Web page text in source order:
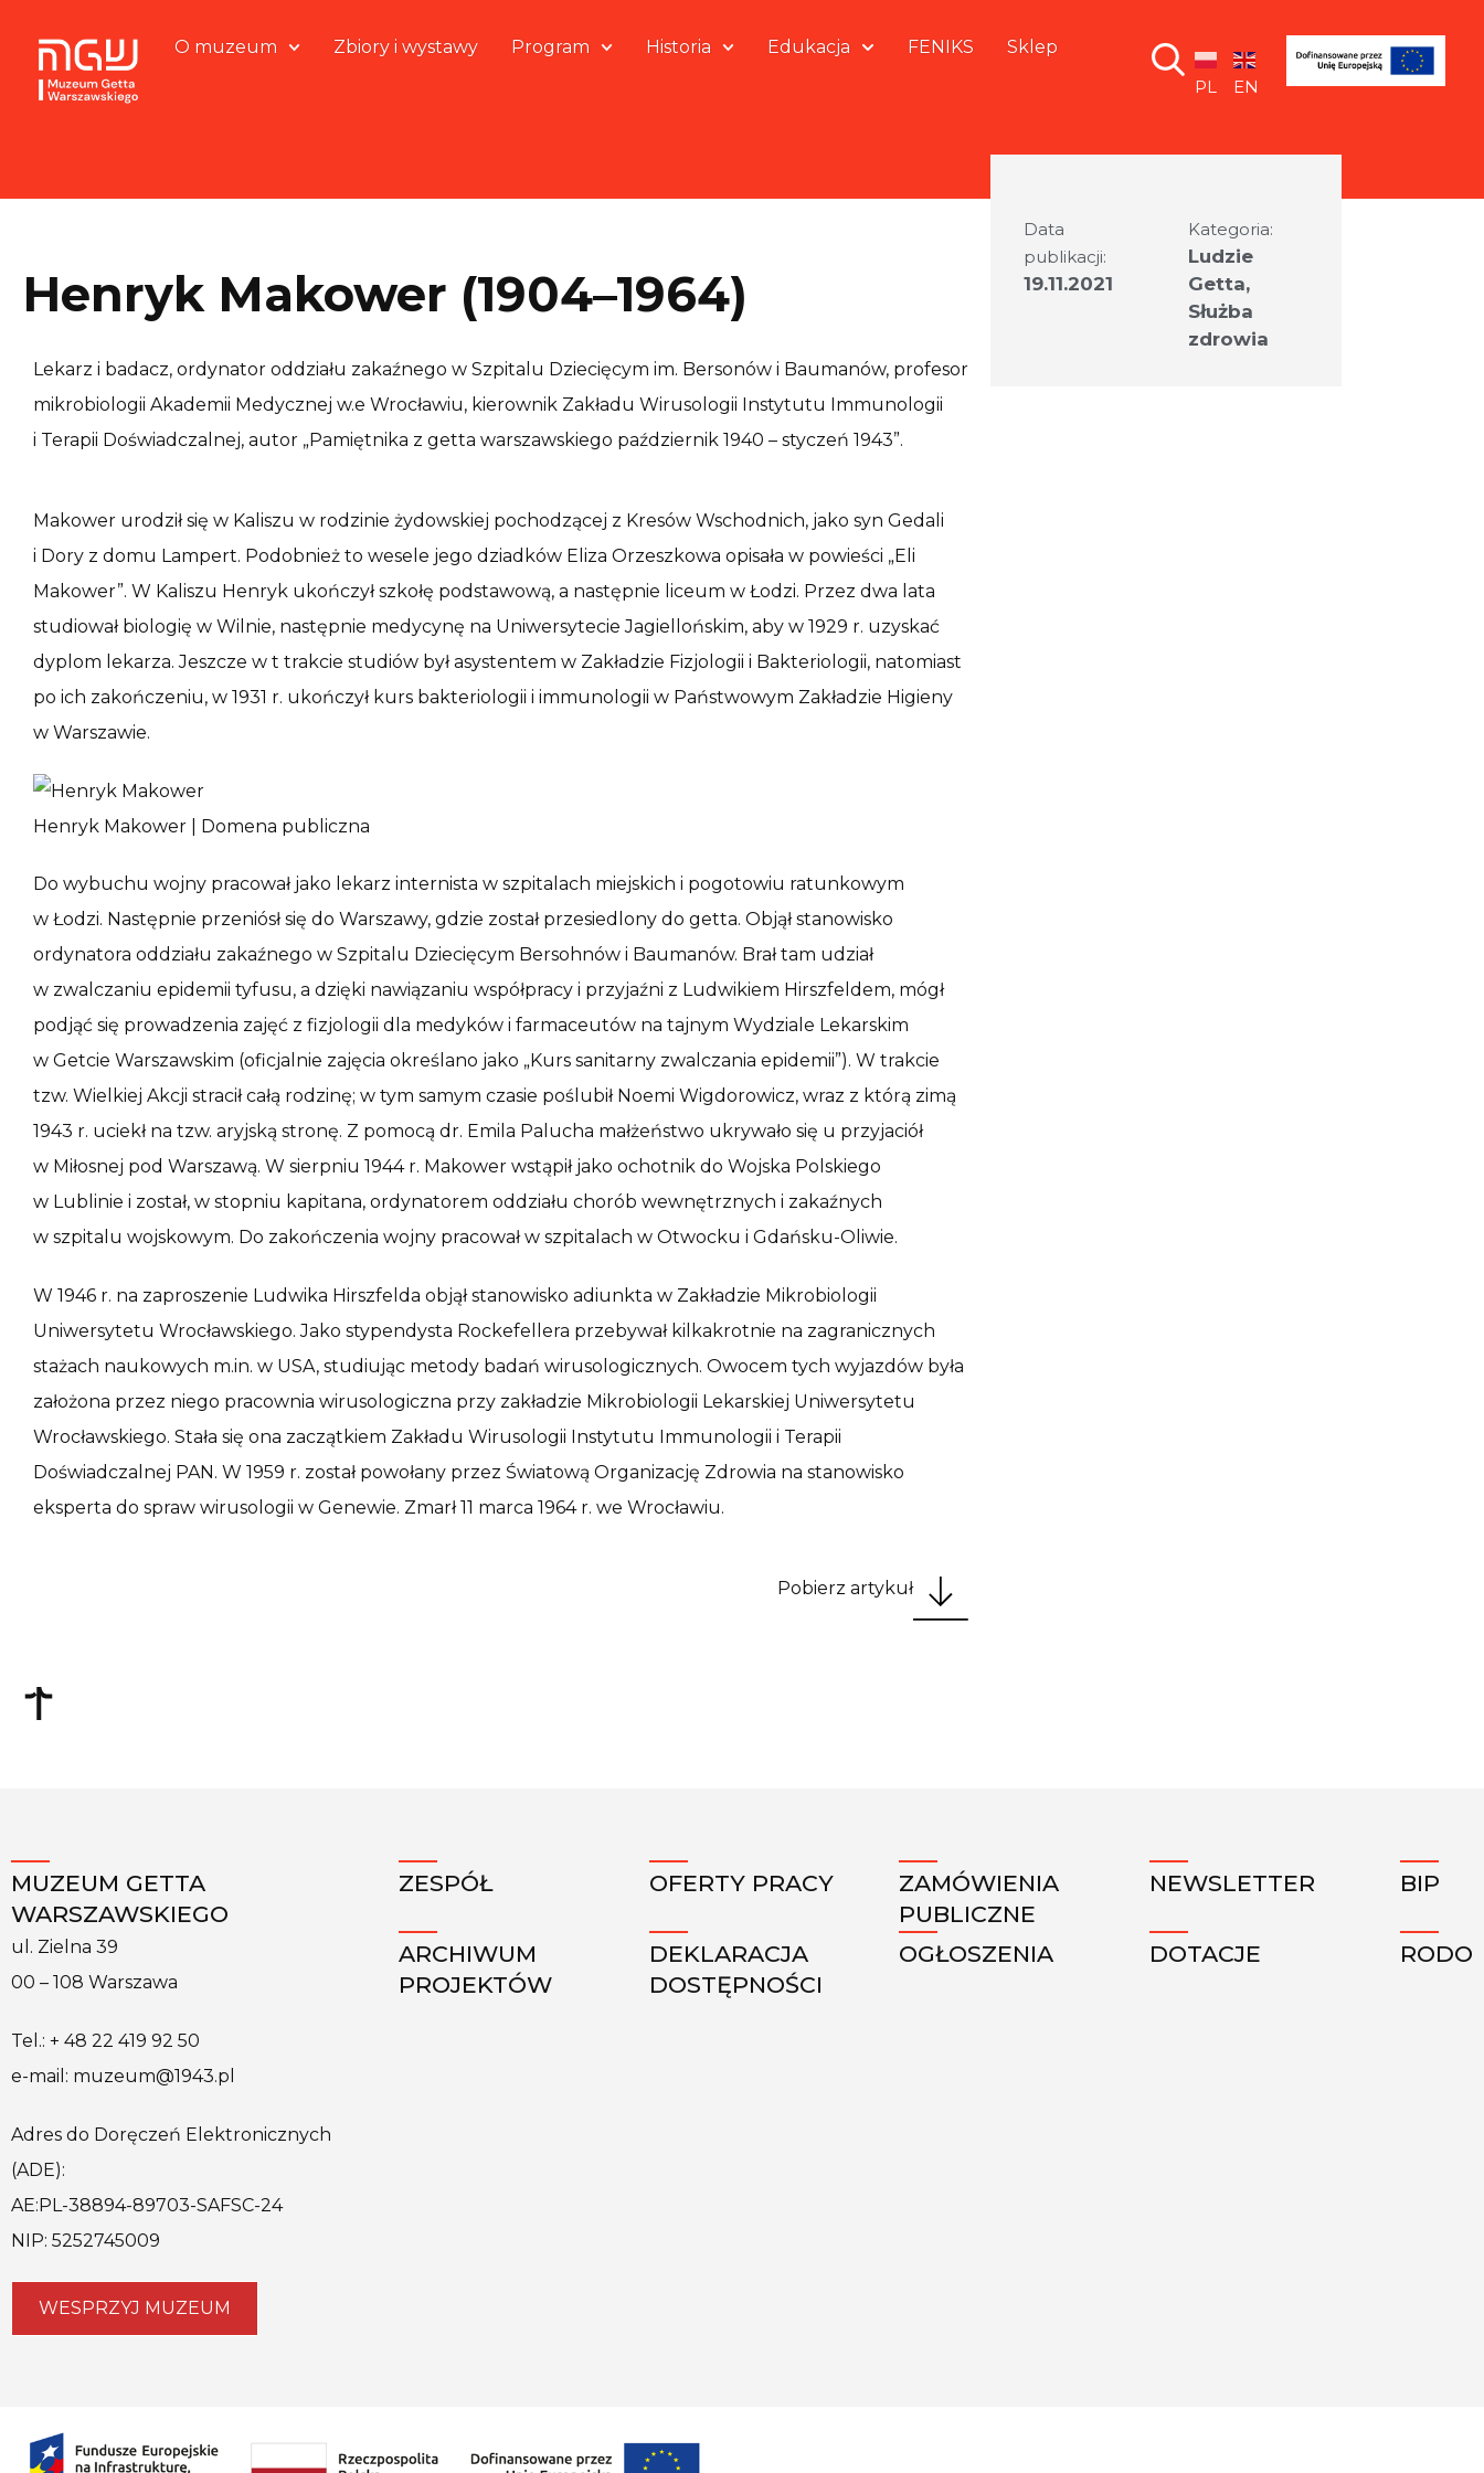
O muzeum Zbiory i wystawy Program Historia Edukacja FENIKS
Sklep
PL
EN
Henryk Makower (1904–1964)
Lekarz i badacz, ordynator oddziału zakaźnego w Szpitalu Dziecięcym im. Bersonów i Baumanów, profesor
mikrobiologii Akademii Medycznej w.e Wrocławiu, kierownik Zakładu Wirusologii Instytutu Immunologii
i Terapii Doświadczalnej, autor „Pamiętnika z getta warszawskiego październik 1940 – styczeń 1943”.
Makower urodził się w Kaliszu w rodzinie żydowskiej pochodzącej z Kresów Wschodnich, jako syn Gedali
i Dory z domu Lampert. Podobnież to wesele jego dziadków Eliza Orzeszkowa opisała w powieści „Eli
Makower”. W Kaliszu Henryk ukończył szkołę podstawową, a następnie liceum w Łodzi. Przez dwa lata
studiował biologię w Wilnie, następnie medycynę na Uniwersytecie Jagiellońskim, aby w 1929 r. uzyskać
dyplom lekarza. Jeszcze w t trakcie studiów był asystentem w Zakładzie Fizjologii i Bakteriologii, natomiast
po ich zakończeniu, w 1931 r. ukończył kurs bakteriologii i immunologii w Państwowym Zakładzie Higieny
w Warszawie.
Henryk Makower | Domena publiczna
Do wybuchu wojny pracował jako lekarz internista w szpitalach miejskich i pogotowiu ratunkowym
w Łodzi. Następnie przeniósł się do Warszawy, gdzie został przesiedlony do getta. Objął stanowisko
ordynatora oddziału zakaźnego w Szpitalu Dziecięcym Bersohnów i Baumanów. Brał tam udział
w zwalczaniu epidemii tyfusu, a dzięki nawiązaniu współpracy i przyjaźni z Ludwikiem Hirszfeldem, mógł
podjąć się prowadzenia zajęć z fizjologii dla medyków i farmaceutów na tajnym Wydziale Lekarskim
w Getcie Warszawskim (oficjalnie zajęcia określano jako „Kurs sanitarny zwalczania epidemii”). W trakcie
tzw. Wielkiej Akcji stracił całą rodzinę; w tym samym czasie poślubił Noemi Wigdorowicz, wraz z którą zimą
1943 r. uciekł na tzw. aryjską stronę. Z pomocą dr. Emila Palucha małżeństwo ukrywało się u przyjaciół
w Miłosnej pod Warszawą. W sierpniu 1944 r. Makower wstąpił jako ochotnik do Wojska Polskiego
w Lublinie i został, w stopniu kapitana, ordynatorem oddziału chorób wewnętrznych i zakaźnych
w szpitalu wojskowym. Do zakończenia wojny pracował w szpitalach w Otwocku i Gdańsku-Oliwie.
W 1946 r. na zaproszenie Ludwika Hirszfelda objął stanowisko adiunkta w Zakładzie Mikrobiologii
Uniwersytetu Wrocławskiego. Jako stypendysta Rockefellera przebywał kilkakrotnie na zagranicznych
stażach naukowych m.in. w USA, studiując metody badań wirusologicznych. Owocem tych wyjazdów była
założona przez niego pracownia wirusologiczna przy zakładzie Mikrobiologii Lekarskiej Uniwersytetu
Wrocławskiego. Stała się ona zaczątkiem Zakładu Wirusologii Instytutu Immunologii i Terapii
Doświadczalnej PAN. W 1959 r. został powołany przez Światową Organizację Zdrowia na stanowisko
eksperta do spraw wirusologii w Genewie. Zmarł 11 marca 1964 r. we Wrocławiu.
Pobierz artykuł
Data
publikacji:
19.11.2021
Kategoria:
Ludzie
Getta,
Służba
zdrowia
MUZEUM GETTA
WARSZAWSKIEGO
ul. Zielna 39
00 – 108 Warszawa
Tel.: + 48 22 419 92 50
e-mail: muzeum@1943.pl
Adres do Doręczeń Elektronicznych
(ADE):
AE:PL-38894-89703-SAFSC-24
NIP: 5252745009
WESPRZYJ MUZEUM
ZESPÓŁ
ARCHIWUM
PROJEKTÓW
OFERTY PRACY
DEKLARACJA
DOSTĘPNOŚCI
ZAMÓWIENIA
PUBLICZNE
OGŁOSZENIA
NEWSLETTER
DOTACJE
BIP
RODO